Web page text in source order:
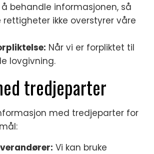
behandle informasjonen, så
rettigheter ikke overstyrer våre
Når vi er forpliktet til
lovgivning.
tredjeparter
med tredjeparter for
Vi kan bruke